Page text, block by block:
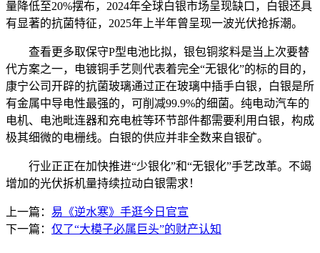
量降低至20%摆布，2024年全球白银市场呈现缺口，白银还具
有显著的抗菌特征，2025年上半年曾呈现一波光伏抢拆潮。
查看更多取保守P型电池比拟，银包铜浆料是当上次要替
代方案之一，电镀铜手艺则代表着完全“无银化”的标的目的，
康宁公司开辟的抗菌玻璃通过正在玻璃中插手白银，白银是所
有金属中导电性最强的，可削减99.9%的细菌。纯电动汽车的
电机、电池毗连器和充电桩等环节部件都需要利用白银，构成
极其细微的电栅线。白银的供应并非全数来自银矿。
行业正正在加快推进“少银化”和“无银化”手艺改革。不竭
增加的光伏拆机量持续拉动白银需求！
上一篇： 易《逆水寒》手逛今日官宣
下一篇： 仅了“大模子必属巨头”的财产认知